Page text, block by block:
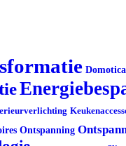
Domotica
Ontspanning